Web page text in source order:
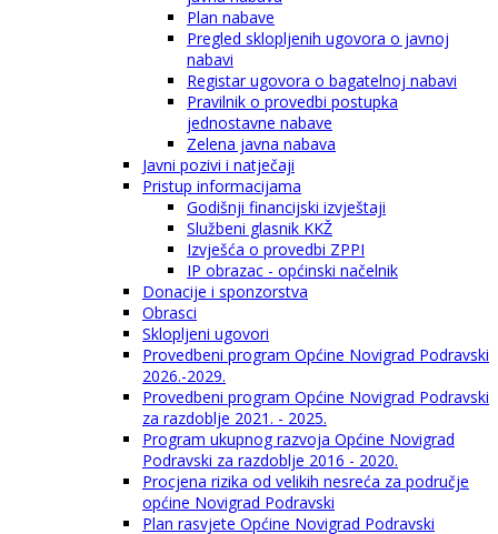
Plan nabave
Pregled sklopljenih ugovora o javnoj
nabavi
Registar ugovora o bagatelnoj nabavi
Pravilnik o provedbi postupka
jednostavne nabave
Zelena javna nabava
Javni pozivi i natječaji
Pristup informacijama
Godišnji financijski izvještaji
Službeni glasnik KKŽ
Izvješća o provedbi ZPPI
IP obrazac - općinski načelnik
Donacije i sponzorstva
Obrasci
Sklopljeni ugovori
Provedbeni program Općine Novigrad Podravski
2026.-2029.
Provedbeni program Općine Novigrad Podravski
za razdoblje 2021. - 2025.
Program ukupnog razvoja Općine Novigrad
Podravski za razdoblje 2016 - 2020.
Procjena rizika od velikih nesreća za područje
općine Novigrad Podravski
Plan rasvjete Općine Novigrad Podravski